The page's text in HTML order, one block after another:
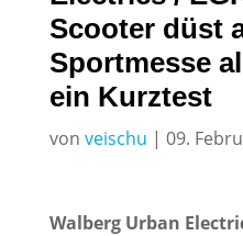
Scooter düst
Sportmesse
ein Kurztest
von veischu | 09.
Walberg Urban